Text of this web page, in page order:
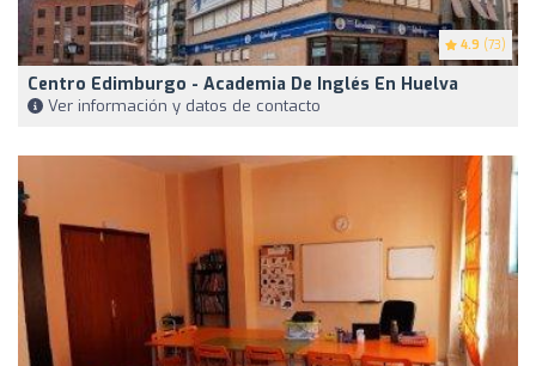
4.9 (73)
Centro Edimburgo - Academia De Inglés En Huelva
Ver información y datos de contacto